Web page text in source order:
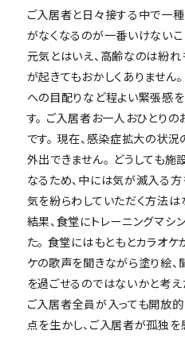
ご入居者と日々接する中で一
がなくなるのが一番いけないこ
元気とはいえ、高齢なのは紛
が起きてもおかしくありません
への目配りなど程よい緊張感
す。 ご入居者お一人おひとり
です。 現在、感染症拡大の状
外出できません。 どうしても施
なるため、中には気が滅入る方
気を紛らわしていただく方法
結果、食堂にトレーニングマシ
た。 食堂にはもともとカラオケ
ケの歌声を聞きながら塗り絵、
を過ごせるのではないかと考
ご入居者全員が入っても開放的
点を生かし、ご入居者が孤独